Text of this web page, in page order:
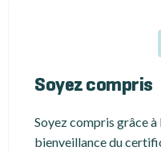
Soyez compris
Soyez compris grâce
bienveillance du